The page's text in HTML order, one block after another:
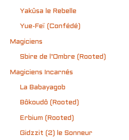
Yakûsa le Rebelle
Yue-Feï (Confédé)
Magiciens
Sbire de l’Ombre (Rooted)
Magiciens Incarnés
La Babayagob
Bôkoudô (Rooted)
Erbium (Rooted)
Gidzzit (2) le Sonneur